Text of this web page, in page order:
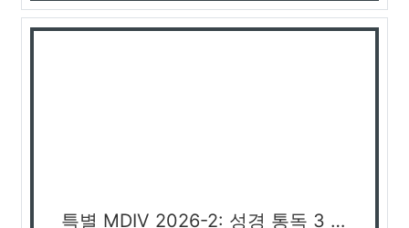
특별 MDIV 2026-2: 성경 통독 3 (김난휘 교수)